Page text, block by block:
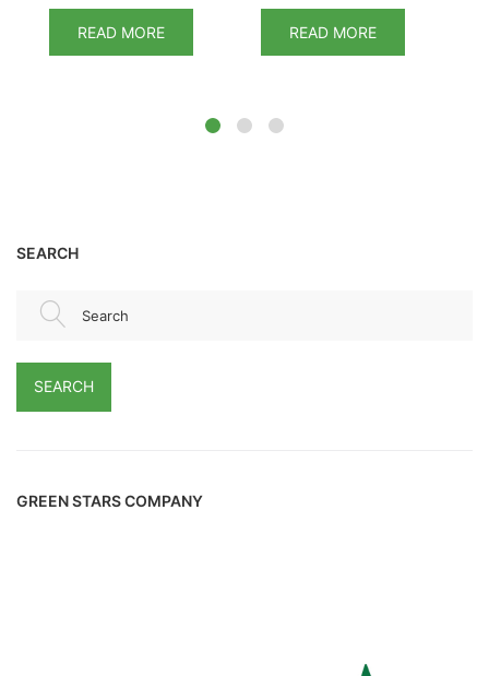
READ MORE READ MORE
SEARCH
Search
SEARCH
GREEN STARS COMPANY